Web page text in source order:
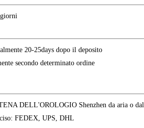
20-25days dopo il deposito
secondo determinato ordine
DELL'OROLOGIO Shenzhen da aria o
FEDEX, UPS, DHL